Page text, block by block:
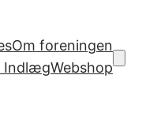
Om foreningen
IndlægWebshop